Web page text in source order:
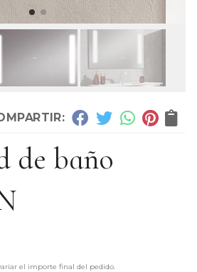
de baño
el importe final del pedido.